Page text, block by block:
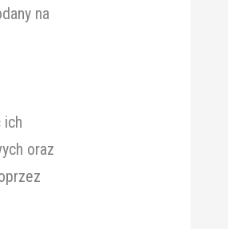
na
ich
oraz